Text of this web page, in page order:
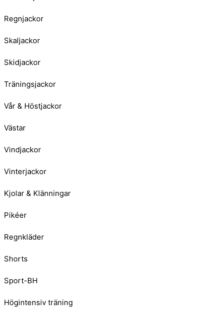
Regnjackor
Skaljackor
Skidjackor
Träningsjackor
Vår & Höstjackor
Västar
Vindjackor
Vinterjackor
Kjolar & Klänningar
Pikéer
Regnkläder
Shorts
Sport-BH
Högintensiv träning